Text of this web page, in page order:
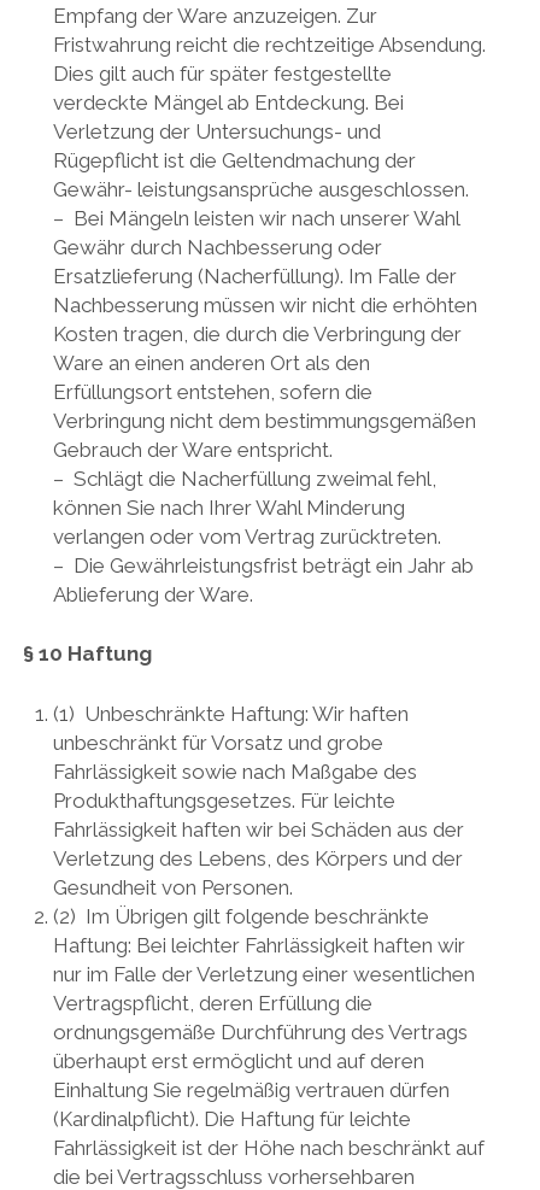
Empfang der Ware anzuzeigen. Zur
Fristwahrung reicht die rechtzeitige Absendung.
Dies gilt auch für später festgestellte
verdeckte Mängel ab Entdeckung. Bei
Verletzung der Untersuchungs- und
Rügepflicht ist die Geltendmachung der
Gewähr- leistungsansprüche ausgeschlossen.
– Bei Mängeln leisten wir nach unserer Wahl
Gewähr durch Nachbesserung oder
Ersatzlieferung (Nacherfüllung). Im Falle der
Nachbesserung müssen wir nicht die erhöhten
Kosten tragen, die durch die Verbringung der
Ware an einen anderen Ort als den
Erfüllungsort entstehen, sofern die
Verbringung nicht dem bestimmungsgemäßen
Gebrauch der Ware entspricht.
– Schlägt die Nacherfüllung zweimal fehl,
können Sie nach Ihrer Wahl Minderung
verlangen oder vom Vertrag zurücktreten.
– Die Gewährleistungsfrist beträgt ein Jahr ab
Ablieferung der Ware.
§ 10 Haftung
(1) Unbeschränkte Haftung: Wir haften
unbeschränkt für Vorsatz und grobe
Fahrlässigkeit sowie nach Maßgabe des
Produkthaftungsgesetzes. Für leichte
Fahrlässigkeit haften wir bei Schäden aus der
Verletzung des Lebens, des Körpers und der
Gesundheit von Personen.
(2) Im Übrigen gilt folgende beschränkte
Haftung: Bei leichter Fahrlässigkeit haften wir
nur im Falle der Verletzung einer wesentlichen
Vertragspflicht, deren Erfüllung die
ordnungsgemäße Durchführung des Vertrags
überhaupt erst ermöglicht und auf deren
Einhaltung Sie regelmäßig vertrauen dürfen
(Kardinalpflicht). Die Haftung für leichte
Fahrlässigkeit ist der Höhe nach beschränkt auf
die bei Vertragsschluss vorhersehbaren